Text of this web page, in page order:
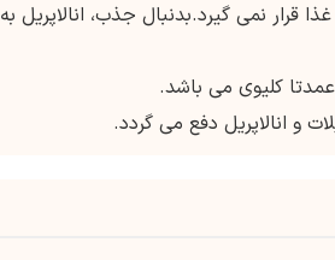
قرار نمی گیرد.بدنبال جذب، انالاپریل به